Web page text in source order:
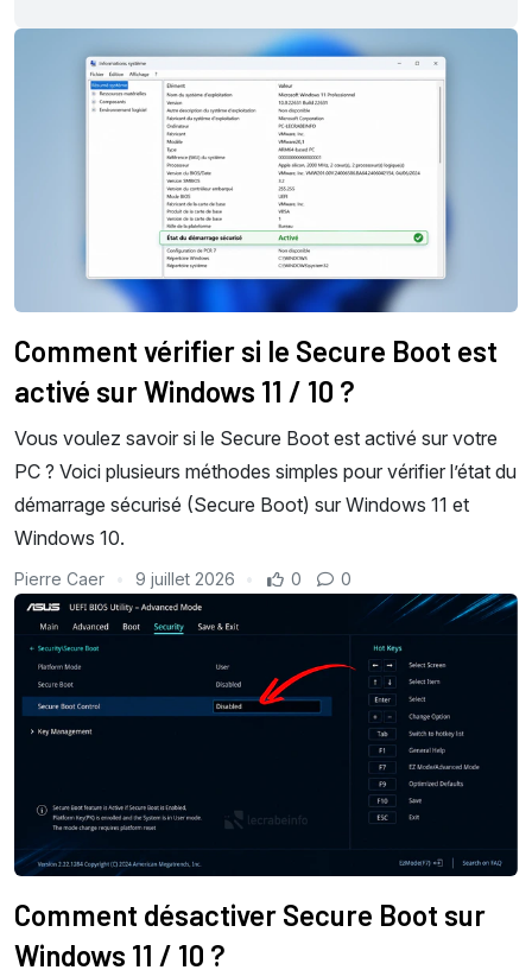
Comment vérifier si le Secure Boot est
activé sur Windows 11 / 10 ?
Vous voulez savoir si le Secure Boot est activé sur votre
PC ? Voici plusieurs méthodes simples pour vérifier l’état du
démarrage sécurisé (Secure Boot) sur Windows 11 et
Windows 10.
Pierre Caer 9 juillet 2026 0 0
Comment désactiver Secure Boot sur
Windows 11 / 10 ?